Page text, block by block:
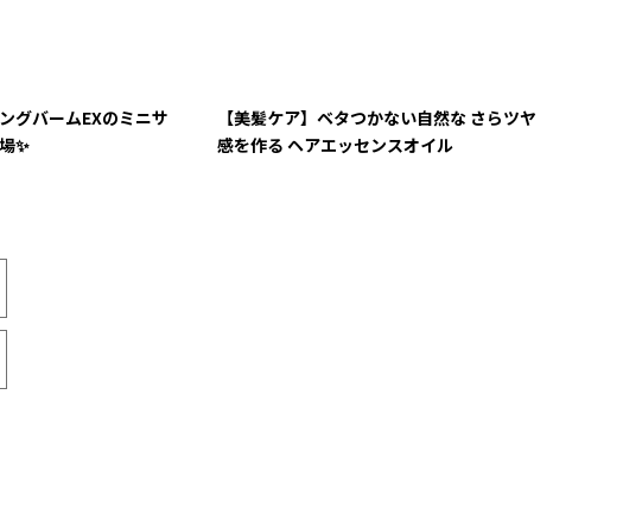
グバームEXのミニサ
✨
【美髪ケア】ベタつかない自然な さらツヤ
感を作る ヘアエッセンスオイル